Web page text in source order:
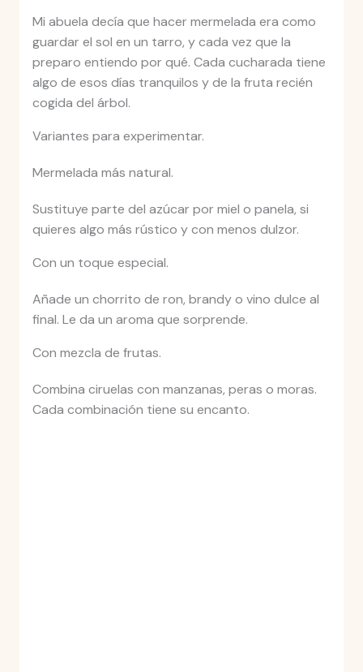
Mi abuela decía que hacer mermelada era como
guardar el sol en un tarro, y cada vez que la
preparo entiendo por qué. Cada cucharada tiene
algo de esos días tranquilos y de la fruta recién
cogida del árbol.
Variantes para experimentar.
Mermelada más natural.
Sustituye parte del azúcar por miel o panela, si
quieres algo más rústico y con menos dulzor.
Con un toque especial.
Añade un chorrito de ron, brandy o vino dulce al
final. Le da un aroma que sorprende.
Con mezcla de frutas.
Combina ciruelas con manzanas, peras o moras.
Cada combinación tiene su encanto.